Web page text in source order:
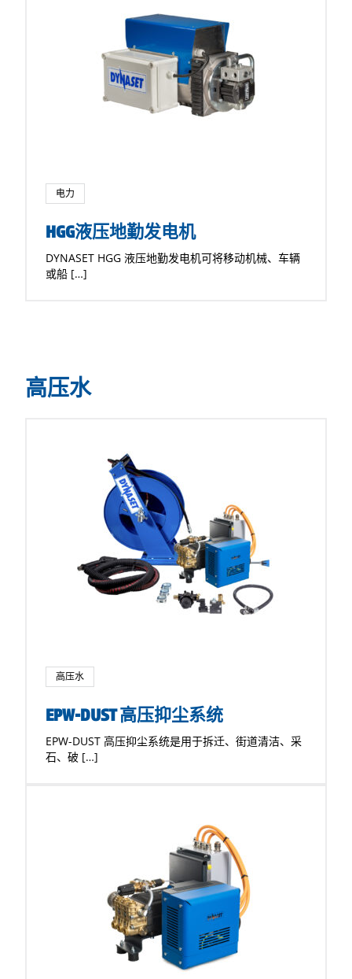
电力
HGG液压地勤发电机
DYNASET HGG 液压地勤发电机可将移动机械、车辆
或船 […]
高压水
高压水
EPW-DUST 高压抑尘系统
EPW-DUST 高压抑尘系统是用于拆迁、街道清洁、采
石、破 […]